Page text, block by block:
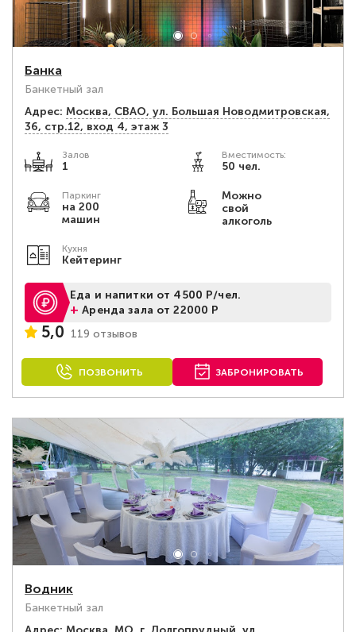
Банка
Банкетный зал
Адрес: Москва, СВАО, ул. Большая Новодмитровская,
36, стр.12, вход 4, этаж 3
Залов
1
Вместимость:
50 чел.
Паркинг
на 200
машин
Можно
свой
алкоголь
Кухня
Кейтеринг
Еда и напитки от 4500 Р/чел.
+Аренда зала от 22000 Р
5,0 119 отзывов
ПОЗВОНИТЬ ЗАБРОНИРОВАТЬ
Водник
Банкетный зал